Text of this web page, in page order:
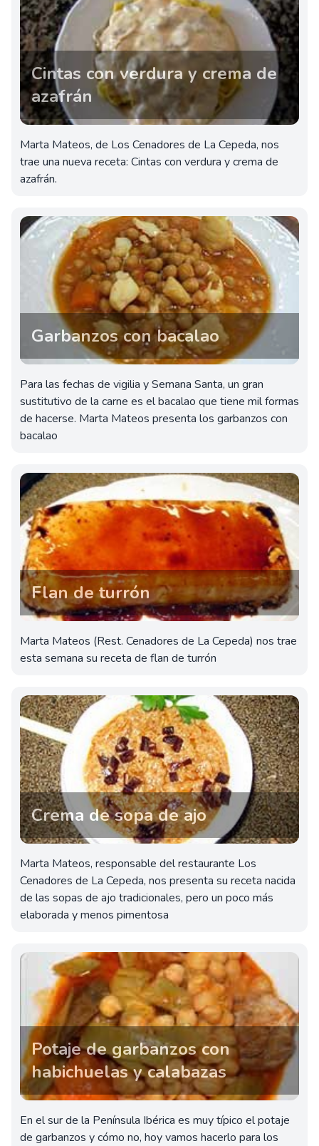
Cintas con verdura y crema de
azafrán
Marta Mateos, de Los Cenadores de La Cepeda, nos
trae una nueva receta: Cintas con verdura y crema de
azafrán.
Garbanzos con bacalao
Para las fechas de vigilia y Semana Santa, un gran
sustitutivo de la carne es el bacalao que tiene mil formas
de hacerse. Marta Mateos presenta los garbanzos con
bacalao
Flan de turrón
Marta Mateos (Rest. Cenadores de La Cepeda) nos trae
esta semana su receta de flan de turrón
Crema de sopa de ajo
Marta Mateos, responsable del restaurante Los
Cenadores de La Cepeda, nos presenta su receta nacida
de las sopas de ajo tradicionales, pero un poco más
elaborada y menos pimentosa
Potaje de garbanzos con
habichuelas y calabazas
En el sur de la Península Ibérica es muy típico el potaje
de garbanzos y cómo no, hoy vamos hacerlo para los